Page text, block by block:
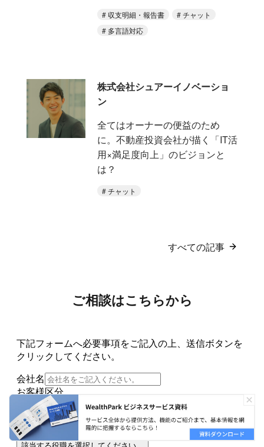
収支明細・報告書
チャット
多言語対応
株式会社シュアーイノベーショ
ン
全てはオーナーの便益のため
に。不動産投資会社が描く「IT活
用×満足度向上」のビジョンと
は？
チャット
すべての記事
ご相談はこちらから